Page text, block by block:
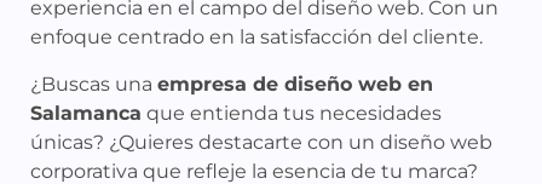
experiencia en el campo del diseño web. Con un
enfoque centrado en la satisfacción del cliente.
¿Buscas una empresa de diseño web en
Salamanca que entienda tus necesidades
únicas? ¿Quieres destacarte con un diseño web
corporativa que refleje la esencia de tu marca?